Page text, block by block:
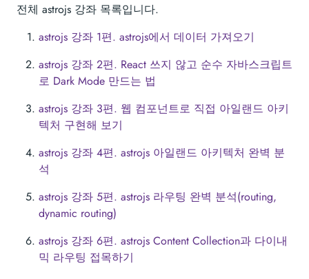
전체 astrojs 강좌 목록입니다.
astrojs 강좌 1편. astrojs에서 데이터 가져오기
astrojs 강좌 2편. React 쓰지 않고 순수 자바스크립트
로 Dark Mode 만드는 법
astrojs 강좌 3편. 웹 컴포넌트로 직접 아일랜드 아키
텍처 구현해 보기
astrojs 강좌 4편. astrojs 아일랜드 아키텍처 완벽 분
석
astrojs 강좌 5편. astrojs 라우팅 완벽 분석(routing,
dynamic routing)
astrojs 강좌 6편. astrojs Content Collection과 다이내
믹 라우팅 접목하기